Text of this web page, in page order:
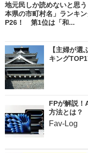
地元民しか読めないと思
本県の市町村名」ランキ
P26！ 第1位は「和...
【主婦が
キング
FPが解説！
方法とは？
Fav-Log